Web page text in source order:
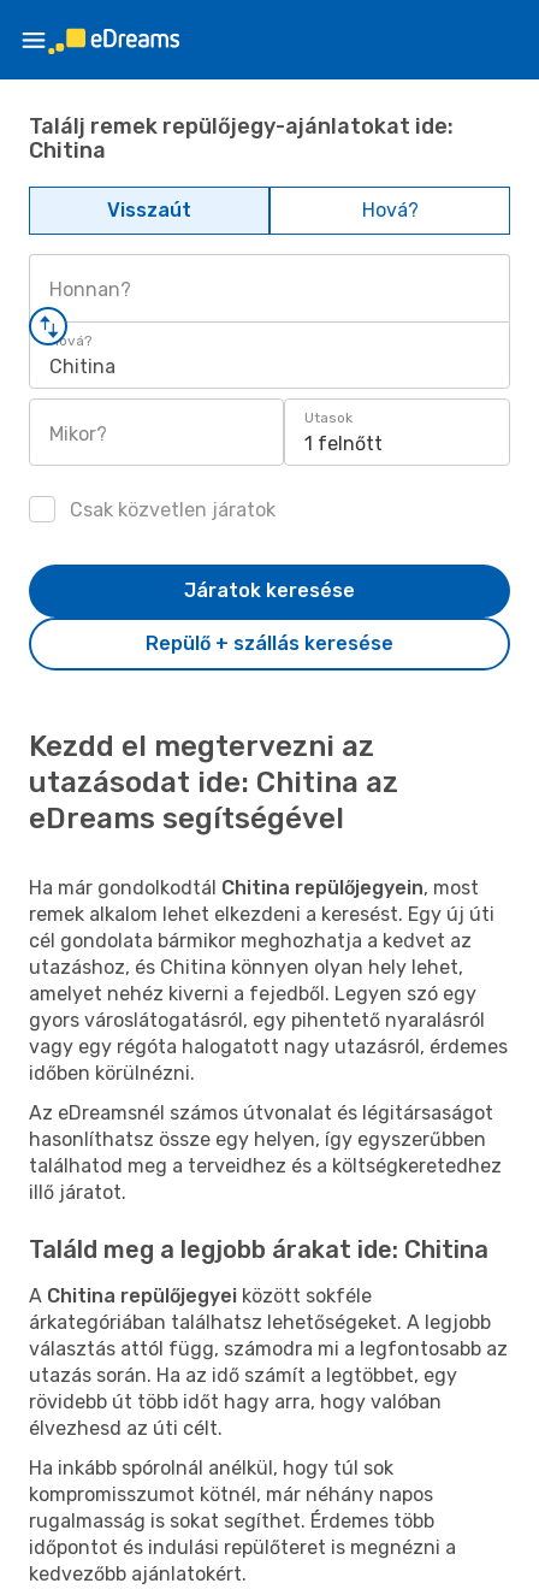
Találj remek repülőjegy-ajánlatokat ide:
Chitina
Visszaút Hová?
Honnan?
Hová?
Chitina
Mikor?
Utasok
1 felnőtt
Csak közvetlen járatok
Repülő + szállás keresése
Járatok keresése
Kezdd el megtervezni az
utazásodat ide: Chitina az
eDreams segítségével
Ha már gondolkodtál Chitina repülőjegyein, most
remek alkalom lehet elkezdeni a keresést. Egy új úti
cél gondolata bármikor meghozhatja a kedvet az
utazáshoz, és Chitina könnyen olyan hely lehet,
amelyet nehéz kiverni a fejedből. Legyen szó egy
gyors városlátogatásról, egy pihentető nyaralásról
vagy egy régóta halogatott nagy utazásról, érdemes
időben körülnézni.
Az eDreamsnél számos útvonalat és légitársaságot
hasonlíthatsz össze egy helyen, így egyszerűbben
találhatod meg a terveidhez és a költségkeretedhez
illő járatot.
Találd meg a legjobb árakat ide: Chitina
A Chitina repülőjegyei között sokféle
árkategóriában találhatsz lehetőségeket. A legjobb
választás attól függ, számodra mi a legfontosabb az
utazás során. Ha az idő számít a legtöbbet, egy
rövidebb út több időt hagy arra, hogy valóban
élvezhesd az úti célt.
Ha inkább spórolnál anélkül, hogy túl sok
kompromisszumot kötnél, már néhány napos
rugalmasság is sokat segíthet. Érdemes több
időpontot és indulási repülőteret is megnézni a
kedvezőbb ajánlatokért.